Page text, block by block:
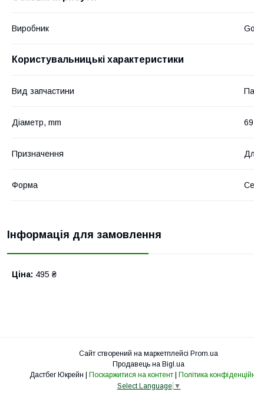
Виробник
Користувальницькі характеристики
Вид запчастини
Діаметр, mm 69
Призначення
Форма
Інформація для замовлення
Ціна: 495 ₴
Сайт створений на маркетплейсі Prom.ua
Продавець на Bigl.ua
Дастбег Юкрейн | Поскаржитися на контент | Політика
Select Language ▼